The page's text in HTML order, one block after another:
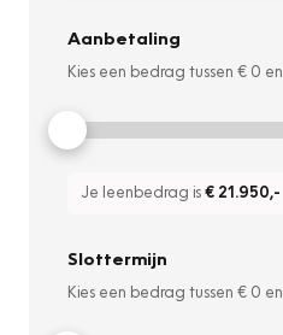
Aanbetaling
Kies een bedrag tussen € 0 en
Je leenbedrag is€ 21.950,-
Slottermijn
Kies een bedrag tussen € 0 en